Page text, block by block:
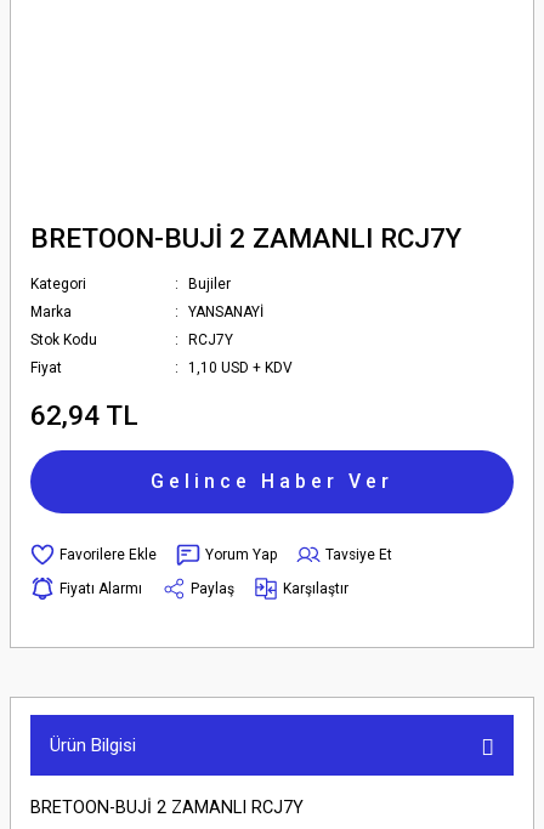
BRETOON-BUJİ 2 ZAMANLI RCJ7Y
Kategori
Bujiler
Marka
YANSANAYİ
Stok Kodu
RCJ7Y
Fiyat
1,10 USD + KDV
62,94 TL
Gelince Haber Ver
Yorum Yap
Tavsiye Et
Fiyatı Alarmı
Paylaş Karşılaştır
Ürün Bilgisi
BRETOON-BUJİ 2 ZAMANLI RCJ7Y